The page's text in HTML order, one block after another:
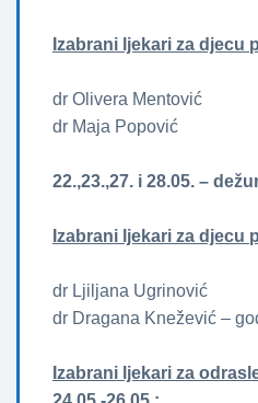
Izabrani ljekari za djecu
dr Olivera Mentović
dr Maja Popović
22.,23.,27. i 28.05. –
Izabrani ljekari za djecu
dr Ljiljana Ugrinović
dr Dragana Knežević –
Izabrani ljekari za